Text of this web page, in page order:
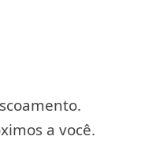
a você.